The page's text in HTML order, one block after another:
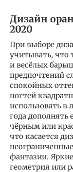
Дизайн
2020
При выборе
учитывать, что
и весёлых
предпочтений
спокойных
ногтей
использовать в
года дополнять
чёрным или
что касается
фантазии.
геометрия или